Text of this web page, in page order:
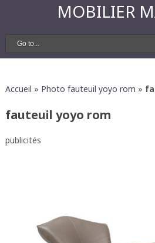
MOBILIER
Accueil » Photo fauteuil yoyo rom »
fauteuil yoyo rom
publicités